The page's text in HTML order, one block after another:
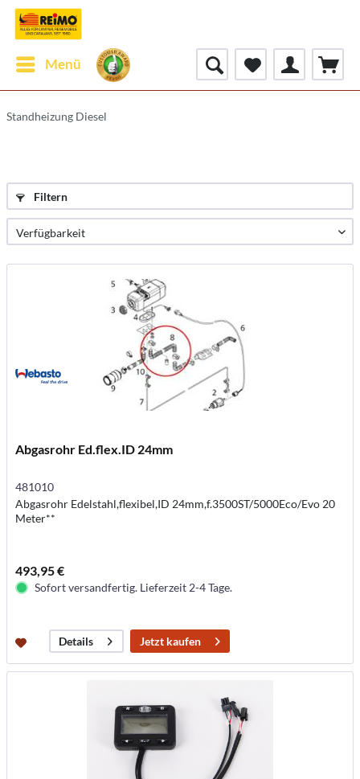
Menü
Standheizung Diesel
Filtern
Abgasrohr Ed.flex.ID 24mm
481010
Abgasrohr Edelstahl,flexibel,ID 24mm,f.3500ST/5000Eco/Evo 20
Meter**
493,95 €
Sofort versandfertig. Lieferzeit 2-4 Tage.
Details Jetzt kaufen